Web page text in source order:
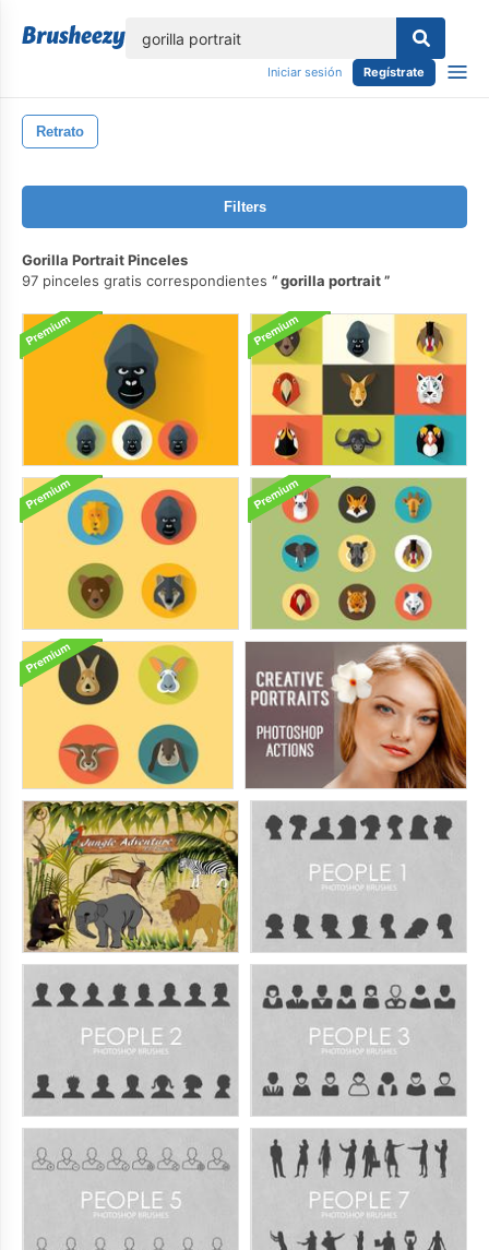
Iniciar sesión Regístrate
Retrato
Filters
Gorilla Portrait Pinceles
97 pinceles gratis correspondientes
gorilla portrait